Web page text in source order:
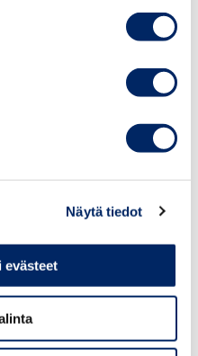
Näytä tiedot
evästeet
making, and business
for as few as two